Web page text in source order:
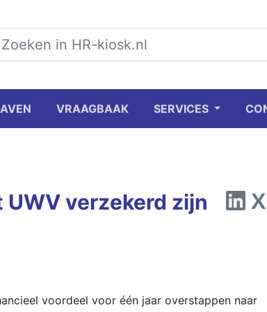
VRAAGBAAK SERVICES
verzekerd zijn
voordeel voor één jaar overstappen naar